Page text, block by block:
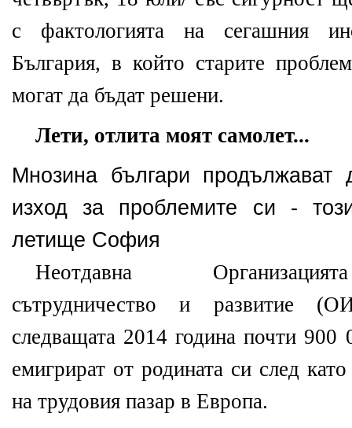
с фактологията на сегашния
България, в който старите
могат да бъдат решени.
Лети, отлита моят самолет...
Мнозина българи
изход за проблемите си -
летище София
Неотдавна
сътрудничество и развитие
следващата 2014 година почти 900
емигрират от родината си след
на трудовия пазар в Европа.